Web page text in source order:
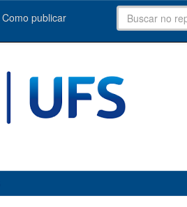
Como publicar